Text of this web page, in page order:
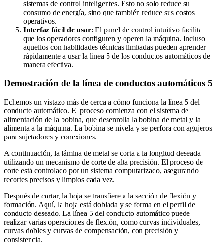
sistemas de control inteligentes. Esto no solo reduce su
consumo de energía, sino que también reduce sus costos
operativos.
Interfaz fácil de usar: El panel de control intuitivo facilita
que los operadores configuren y operen la máquina. Incluso
aquellos con habilidades técnicas limitadas pueden aprender
rápidamente a usar la línea 5 de los conductos automáticos de
manera efectiva.
Demostración de la línea de conductos automáticos 5
Echemos un vistazo más de cerca a cómo funciona la línea 5 del
conducto automático. El proceso comienza con el sistema de
alimentación de la bobina, que desenrolla la bobina de metal y la
alimenta a la máquina. La bobina se nivela y se perfora con agujeros
para sujetadores y conexiones.
A continuación, la lámina de metal se corta a la longitud deseada
utilizando un mecanismo de corte de alta precisión. El proceso de
corte está controlado por un sistema computarizado, asegurando
recortes precisos y limpios cada vez.
Después de cortar, la hoja se transfiere a la sección de flexión y
formación. Aquí, la hoja está doblada y se forma en el perfil de
conducto deseado. La línea 5 del conducto automático puede
realizar varias operaciones de flexión, como curvas individuales,
curvas dobles y curvas de compensación, con precisión y
consistencia.